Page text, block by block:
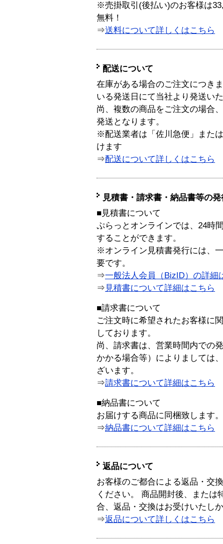
※売掛取引(後払い)のお客様は
無料！
⇒送料について詳しくはこちら
配送について
在庫がある場合のご注文につき
いる発送日にて当社より発送い
尚、複数の商品をご注文の場合
発送となります。
※配送業者は「佐川急便」また
けます
⇒配送について詳しくはこちら
見積書・請求書・納品書等の
■見積書について
ぷらっとオンラインでは、24時
することができます。
※オンライン見積書発行には、
要です。
⇒一般法人会員（BizID）の詳細
⇒ 見積書について詳細はこちら
■請求書について
ご注文時に希望されたお客様に
しております。
尚、請求書は、営業時間内での
かかる場合等）によりましては
ざいます。
⇒請求書について詳細はこちら
■納品書について
お届けする商品に同梱致します。
⇒納品書について詳細はこちら
返品について
お客様のご都合による返品・交
ください。 商品開封後、または
合、返品・交換はお受けいたし
⇒返品について詳しくはこちら